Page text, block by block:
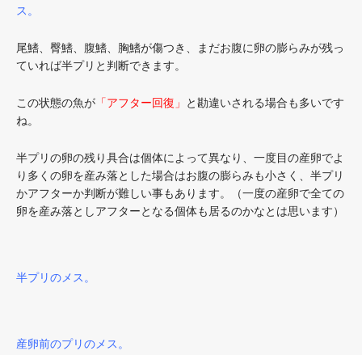
ス。
尾鰭、臀鰭、腹鰭、胸鰭が傷つき、まだお腹に卵の膨らみが残っ
ていれば半プリと判断できます。
この状態の魚が 「アフター回復」 と勘違いされる場合も多いです
ね。
半プリの卵の残り具合は個体によって異なり、一度目の産卵でよ
り多くの卵を産み落とした場合はお腹の膨らみも小さく、半プリ
かアフターか判断が難しい事もあります。（一度の産卵で全ての
卵を産み落としアフターとなる個体も居るのかなとは思います）
半プリのメス。
産卵前のプリのメス。